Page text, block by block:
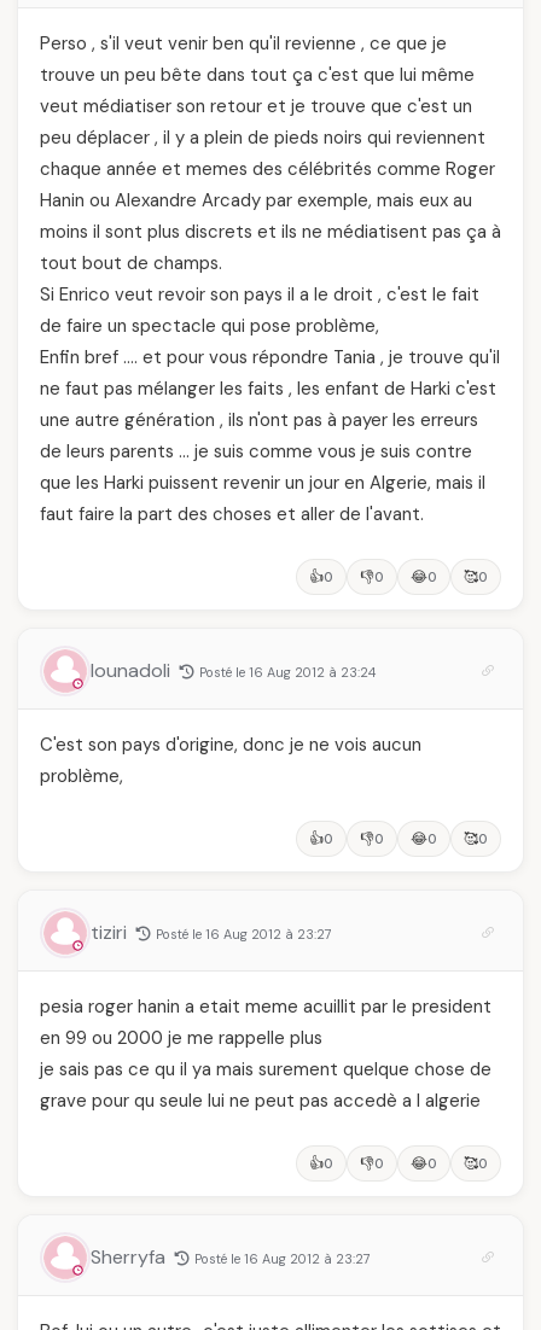
Perso , s'il veut venir ben qu'il revienne , ce que je
trouve un peu bête dans tout ça c'est que lui même
veut médiatiser son retour et je trouve que c'est un
peu déplacer , il y a plein de pieds noirs qui reviennent
chaque année et memes des célébrités comme Roger
Hanin ou Alexandre Arcady par exemple, mais eux au
moins il sont plus discrets et ils ne médiatisent pas ça à
tout bout de champs.
Si Enrico veut revoir son pays il a le droit , c'est le fait
de faire un spectacle qui pose problème,
Enfin bref …. et pour vous répondre Tania , je trouve qu'il
ne faut pas mélanger les faits , les enfant de Harki c'est
une autre génération , ils n'ont pas à payer les erreurs
de leurs parents … je suis comme vous je suis contre
que les Harki puissent revenir un jour en Algerie, mais il
faut faire la part des choses et aller de l'avant.
👍0 👎0 😂0 🥰0
lounadoli Posté le 16 Aug 2012 à 23:24
C'est son pays d'origine, donc je ne vois aucun
problème,
👍0 👎0 😂0 🥰0
tiziri Posté le 16 Aug 2012 à 23:27
pesia roger hanin a etait meme acuillit par le president
en 99 ou 2000 je me rappelle plus
je sais pas ce qu il ya mais surement quelque chose de
grave pour qu seule lui ne peut pas accedè a l algerie
👍0 👎0 😂0 🥰0
Sherryfa Posté le 16 Aug 2012 à 23:27